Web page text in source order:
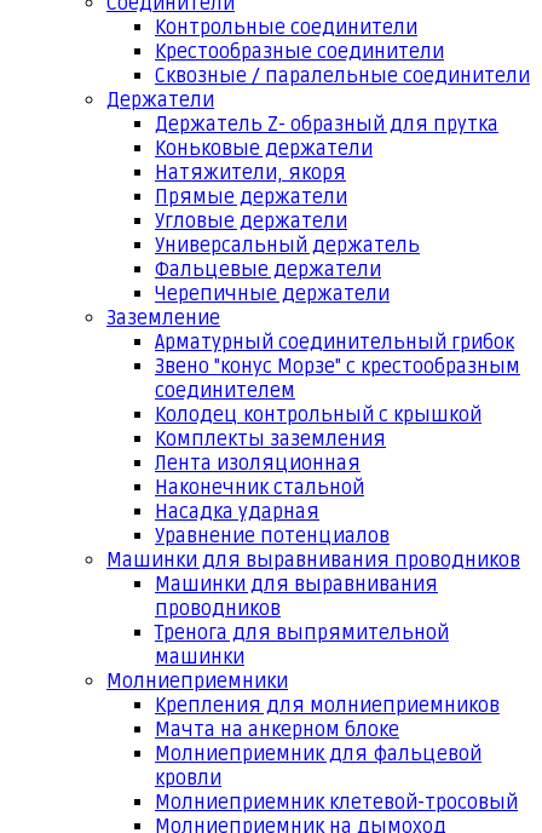
Контрольные соединители
Крестообразные соединители
Сквозные / паралельные соединители
Держатели
Держатель Z- образный для прутка
Коньковые держатели
Натяжители, якоря
Прямые держатели
Угловые держатели
Универсальный держатель
Фальцевые держатели
Черепичные держатели
Заземление
Арматурный соединительный грибок
Звено "конус Морзе" с крестообразным
соединителем
Колодец контрольный с крышкой
Комплекты заземления
Лента изоляционная
Наконечник стальной
Насадка ударная
Уравнение потенциалов
Машинки для выравнивания проводников
Машинки для выравнивания
проводников
Тренога для выпрямительной
машинки
Молниеприемники
Крепления для молниеприемников
Мачта на анкерном блоке
Молниеприемник для фальцевой
кровли
Молниеприемник клетевой-тросовый
Молниеприемник на дымоход